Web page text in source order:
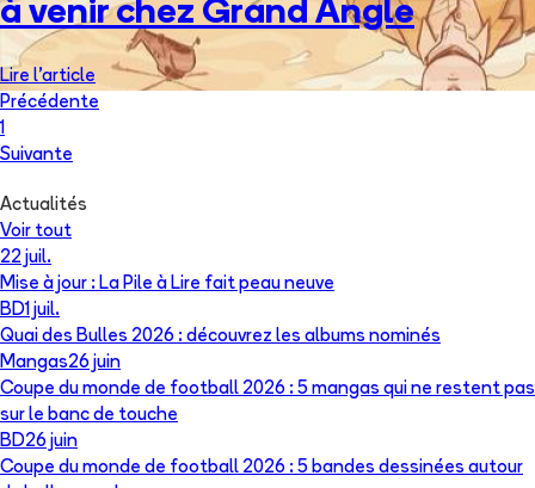
à venir chez Grand Angle
Lire l'article
Précédente
1
Suivante
Actualités
Voir tout
22 juil.
Mise à jour : La Pile à Lire fait peau neuve
BD1 juil.
Quai des Bulles 2026 : découvrez les albums nominés
Mangas26 juin
Coupe du monde de football 2026 : 5 mangas qui ne restent pas
sur le banc de touche
BD26 juin
Coupe du monde de football 2026 : 5 bandes dessinées autour